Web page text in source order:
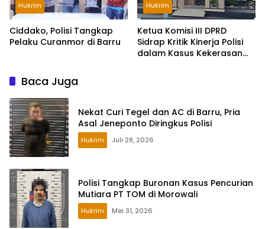
Hukrim
Ciddako, Polisi Tangkap
Pelaku Curanmor di Barru
Hukrim
Ketua Komisi III DPRD
Sidrap Kritik Kinerja Polisi
dalam Kasus Kekerasan
Baca Juga
Nekat Curi Tegel dan AC di Barru, Pria
Asal Jeneponto Diringkus Polisi
Hukrim Juli 28, 2026
Polisi Tangkap Buronan Kasus Pencurian
Mutiara PT TOM di Morowali
Hukrim Mei 31, 2026